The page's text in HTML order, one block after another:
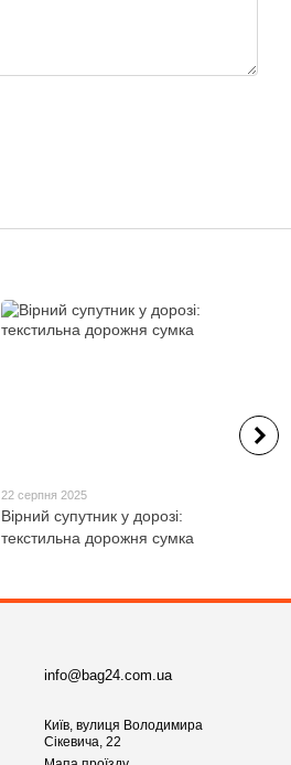
22 серпня 2025
Вірний супутник у дорозі:
текстильна дорожня сумка
info@bag24.com.ua
Київ, вулиця Володимира
Сікевича, 22